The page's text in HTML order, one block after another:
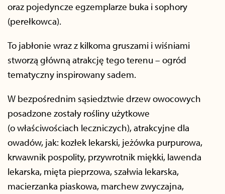
oraz pojedyncze egzemplarze buka i sophory
(perełkowca).
To jabłonie wraz z kilkoma gruszami i wiśniami
stworzą główną atrakcję tego terenu – ogród
tematyczny inspirowany sadem.
W bezpośrednim sąsiedztwie drzew owocowych
posadzone zostały rośliny użytkowe
(o właściwościach leczniczych), atrakcyjne dla
owadów, jak: kozłek lekarski, jeżówka purpurowa,
krwawnik pospolity, przywrotnik miękki, lawenda
lekarska, mięta pieprzowa, szałwia lekarska,
macierzanka piaskowa, marchew zwyczajna,